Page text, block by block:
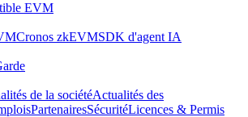
EVM
Cronos zkEVMSDK d'agent IA
de la sociétéActualités des
PartenairesSécuritéLicences & Permis